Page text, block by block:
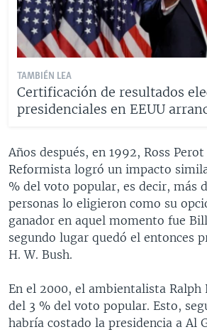
TAMBIÉN LEA
Certificación de resultados
presidenciales en EEUU
Años después, en 1992, Ross
Reformista logró un impacto
% del voto popular, es decir, más
personas lo eligieron como su
ganador en aquel momento fue
segundo lugar quedó el entonces
H. W. Bush.
En el 2000, el ambientalista Ralph
del 3 % del voto popular. Esto,
habría costado la presidencia a Al